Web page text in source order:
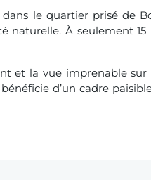
le quartier prisé de
À seulement
et la vue imprenable
d’un cadre